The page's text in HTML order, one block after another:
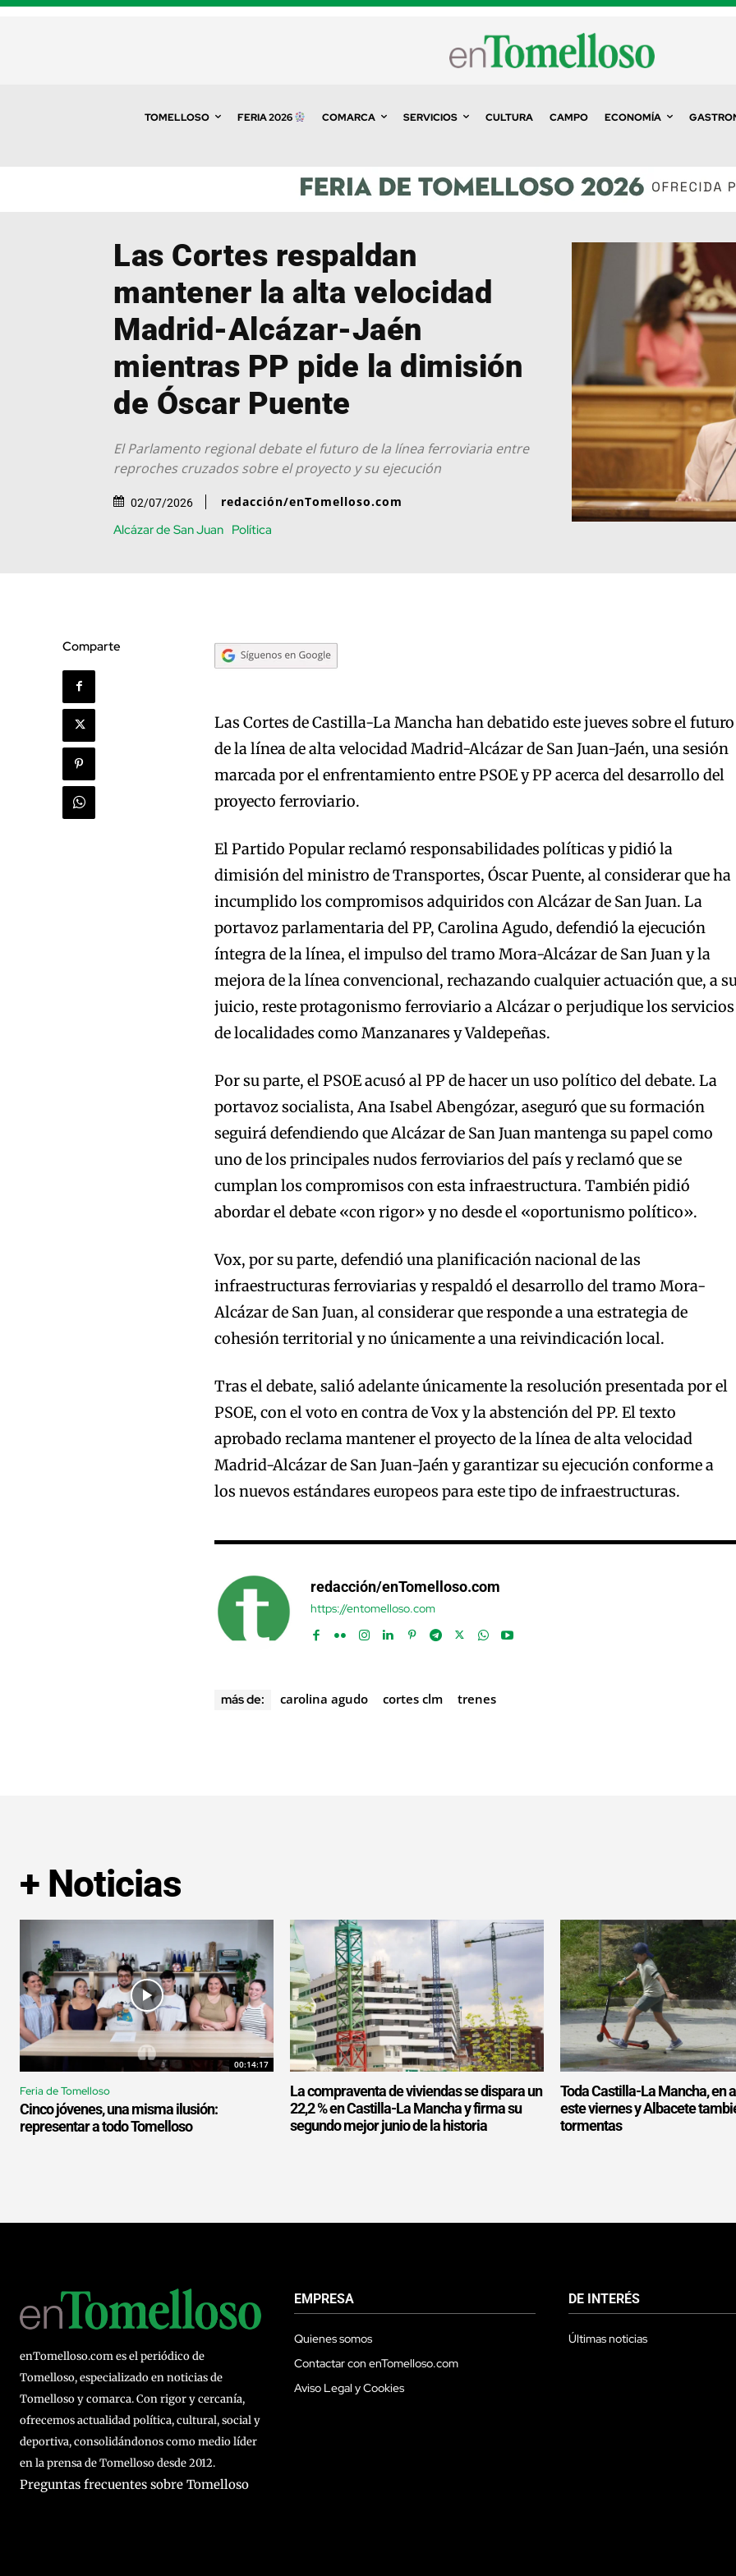
TOMELLOSO FERIA 2026 COMARCA SERVICIOS CULTURA CAMPO ECONOMÍA
Las Cortes respaldan
mantener la alta velocidad
Madrid-Alcázar-Jaén
mientras PP pide la dimisión
de Óscar Puente
El Parlamento regional debate el futuro de la línea ferroviaria entre
reproches cruzados sobre el proyecto y su ejecución
02/07/2026 redacción/enTomelloso.com
Alcázar de San Juan Política
Comparte
Las Cortes de Castilla-La Mancha han debatido este jueves sobre el futuro
de la línea de alta velocidad Madrid-Alcázar de San Juan-Jaén, una sesión
marcada por el enfrentamiento entre PSOE y PP acerca del desarrollo del
proyecto ferroviario.
El Partido Popular reclamó responsabilidades políticas y pidió la
dimisión del ministro de Transportes, Óscar Puente, al considerar que ha
incumplido los compromisos adquiridos con Alcázar de San Juan. La
portavoz parlamentaria del PP, Carolina Agudo, defendió la ejecución
íntegra de la línea, el impulso del tramo Mora-Alcázar de San Juan y la
mejora de la línea convencional, rechazando cualquier actuación que, a
juicio, reste protagonismo ferroviario a Alcázar o perjudique los servicios
de localidades como Manzanares y Valdepeñas.
Por su parte, el PSOE acusó al PP de hacer un uso político del debate. La
portavoz socialista, Ana Isabel Abengózar, aseguró que su formación
seguirá defendiendo que Alcázar de San Juan mantenga su papel como
uno de los principales nudos ferroviarios del país y reclamó que se
cumplan los compromisos con esta infraestructura. También pidió
abordar el debate «con rigor» y no desde el «oportunismo político».
Vox, por su parte, defendió una planificación nacional de las
infraestructuras ferroviarias y respaldó el desarrollo del tramo Mora-
Alcázar de San Juan, al considerar que responde a una estrategia de
cohesión territorial y no únicamente a una reivindicación local.
Tras el debate, salió adelante únicamente la resolución presentada por el
PSOE, con el voto en contra de Vox y la abstención del PP. El texto
aprobado reclama mantener el proyecto de la línea de alta velocidad
Madrid-Alcázar de San Juan-Jaén y garantizar su ejecución conforme a
los nuevos estándares europeos para este tipo de infraestructuras.
redacción/enTomelloso.com
https://entomelloso.com
más de: carolina agudo cortes clm trenes
+ Noticias
00:14:17
Feria de Tomelloso
Cinco jóvenes, una misma ilusión:
representar a todo Tomelloso
La compraventa de viviendas se dispara un
22,2 % en Castilla-La Mancha y firma su
segundo mejor junio de la historia
Toda Castilla-La Mancha, en
este viernes y Albacete
tormentas
enTomelloso.com es el periódico de
Tomelloso, especializado en noticias de
Tomelloso y comarca. Con rigor y cercanía,
ofrecemos actualidad política, cultural, social y
deportiva, consolidándonos como medio líder
en la prensa de Tomelloso desde 2012.
Preguntas frecuentes sobre Tomelloso
EMPRESA
Quienes somos
Contactar con enTomelloso.com
Aviso Legal y Cookies
DE INTERÉS
Últimas noticias